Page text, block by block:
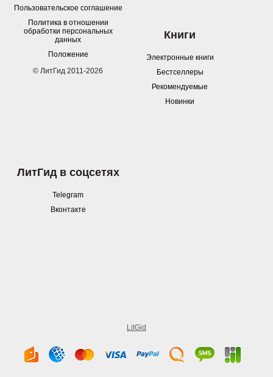
Пользовательское соглашение
Политика в отношении
обработки персональных
данных
Положение
© ЛитГид 2011-2026
Книги
Электронные книги
Бестселлеры
Рекомендуемые
Новинки
ЛитГид в соцсетях
Telegram
Вконтакте
LitGid